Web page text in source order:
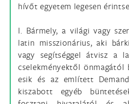
hívőt egyetem legesen
I. Bármely, a világi vagy
latin misszionárius, aki
vagy segítséggel átvisz a
cselekményektől önmagától
esik és az említett
kiszabott egyéb